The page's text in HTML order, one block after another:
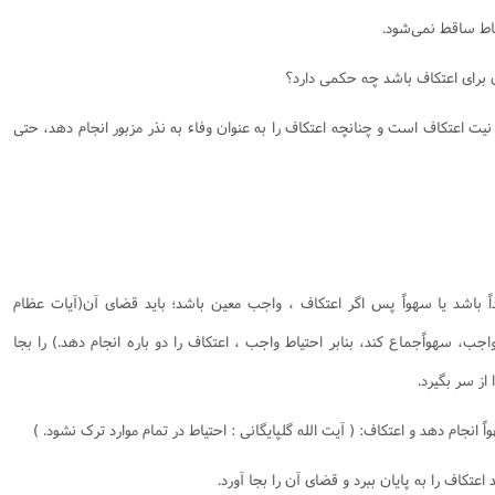
ساقط نمى‌شود.
اعتکاف است و چنانچه اعتکاف را به عنوان وفاء به نذر مزبور انجام دهد، حتى
باشد یا سهواً پس اگر اعتکاف ، واجب معین باشد؛ باید قضاى آن‌(آیات عظام
سهواًجماع کند، بنابر احتیاط واجب ، اعتکاف را دو باره انجام دهد.) را بجا
از سر بگیرد.
را به پایان ببرد و قضاى آن را بجا آورد.